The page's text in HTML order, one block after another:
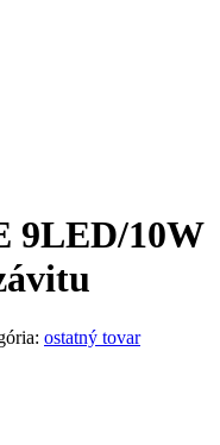
9LED/10W
ostatný tovar